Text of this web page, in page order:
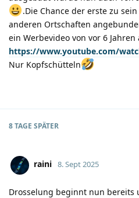
.Die Chance der erste zu
anderen Ortschaften
ein Werbevideo von vor 6 Jahren
https://www.youtube.com/
Nur Kopfschütteln
8 TAGE SPÄTER
raini 8. Sept 2025
Drosselung beginnt nun bereits